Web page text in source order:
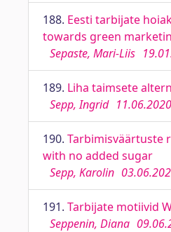
188. Eesti tarbijate
towards green
Sepaste, Mari-Liis
189. Liha taimsete
Sepp, Ingrid 11.06.2020
190. Tarbimisväärtuste
with no added sugar
Sepp, Karolin
191. Tarbijate motiivid
Seppenin, Diana